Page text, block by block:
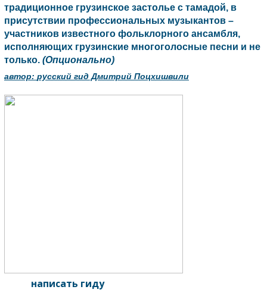
традиционное грузинское застолье с тамадой, в
присутствии профессиональных музыкантов –
участников известного фольклорного ансамбля,
исполняющих грузинские многоголосные песни и не
только. (Опционально)
автор: русский гид Дмитрий Поцхишвили
написать гиду